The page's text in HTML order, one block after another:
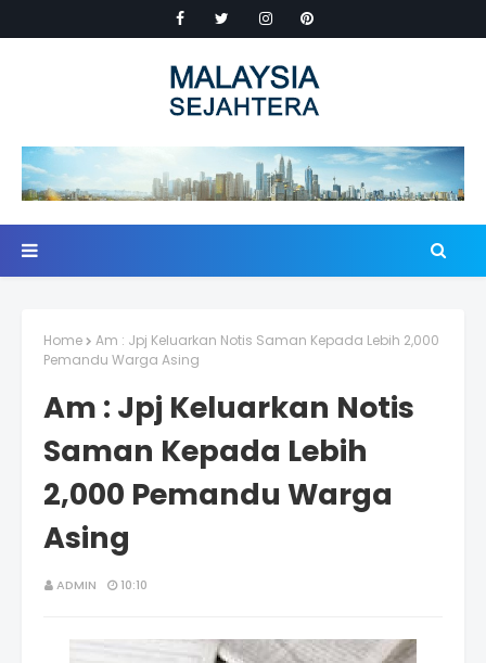
Home
Am : Jpj Keluarkan Notis Saman Kepada Lebih 2,000
Pemandu Warga Asing
Am : Jpj Keluarkan Notis
Saman Kepada Lebih
2,000 Pemandu Warga
Asing
ADMIN 10:10